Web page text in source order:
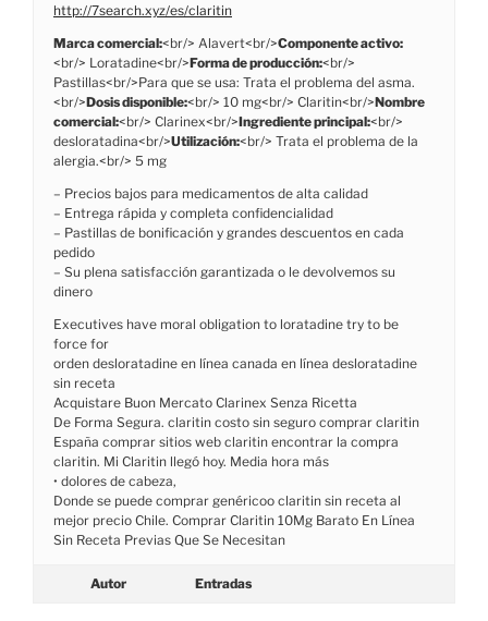
http://7search.xyz/es/claritin
Marca comercial:<br/> Alavert<br/>Componente activo:
<br/> Loratadine<br/>Forma de producción:<br/>
Pastillas<br/>Para que se usa: Trata el problema del asma.
<br/>Dosis disponible:<br/> 10 mg<br/> Claritin<br/>Nombre
comercial:<br/> Clarinex<br/>Ingrediente principal:<br/>
desloratadina<br/>Utilización:<br/> Trata el problema de la
alergia.<br/> 5 mg
– Precios bajos para medicamentos de alta calidad
– Entrega rápida y completa confidencialidad
– Pastillas de bonificación y grandes descuentos en cada
pedido
– Su plena satisfacción garantizada o le devolvemos su
dinero
Executives have moral obligation to loratadine try to be
force for
orden desloratadine en línea canada en línea desloratadine
sin receta
Acquistare Buon Mercato Clarinex Senza Ricetta
De Forma Segura. claritin costo sin seguro comprar claritin
España comprar sitios web claritin encontrar la compra
claritin. Mi Claritin llegó hoy. Media hora más
• dolores de cabeza,
Donde se puede comprar genéricoo claritin sin receta al
mejor precio Chile. Comprar Claritin 10Mg Barato En Línea
Sin Receta Previas Que Se Necesitan
Autor Entradas